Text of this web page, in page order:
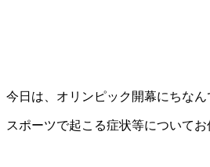
今日は、オリンピック開幕にちなん
スポーツで起こる症状等についてお